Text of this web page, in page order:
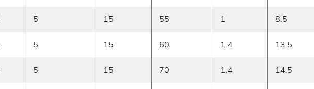
5 15 55 1 8.5
5 15 60 1.4 13.5
5 15 70 1.4 14.5